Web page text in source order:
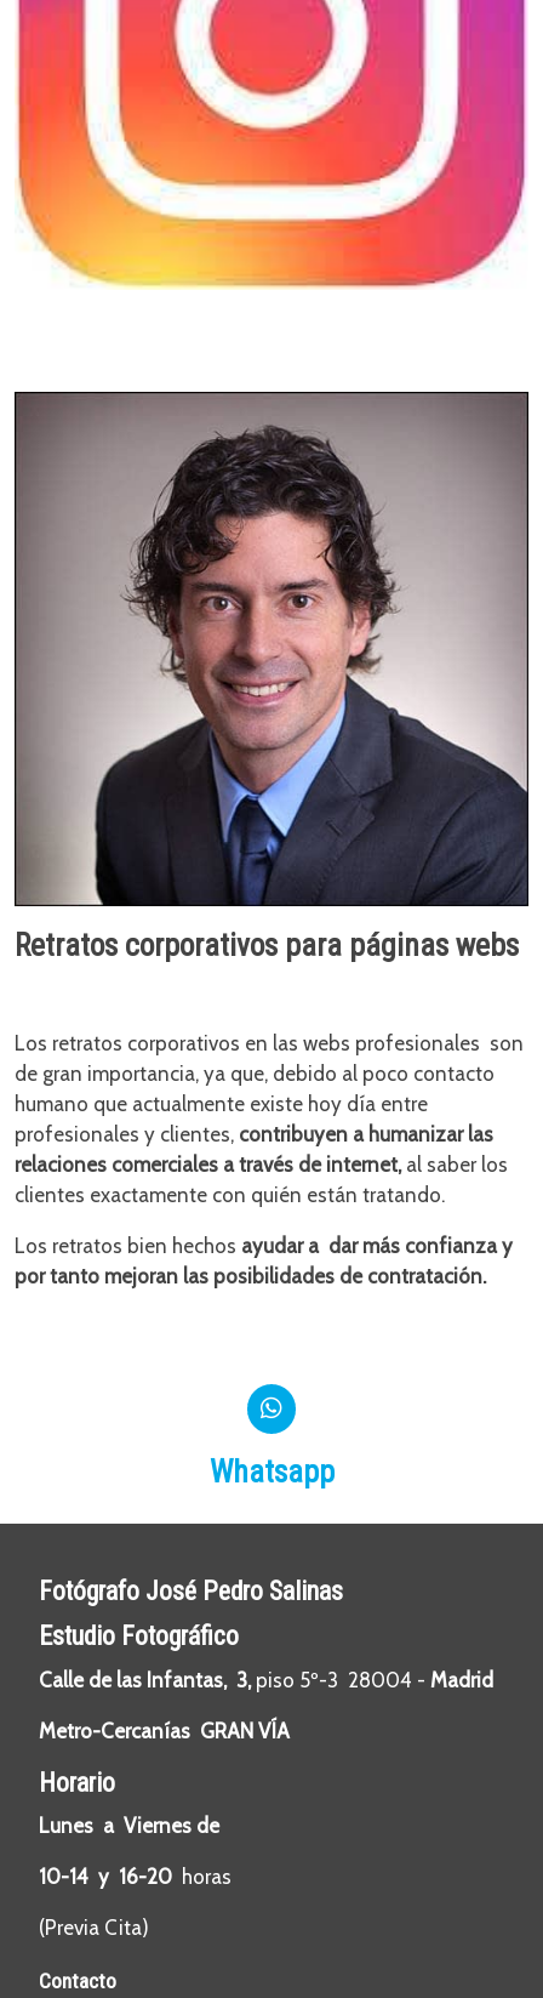
Retratos corporativos para páginas webs
Los retratos corporativos en las webs profesionales son
de gran importancia, ya que, debido al poco contacto
humano que actualmente existe hoy día entre
profesionales y clientes, contribuyen a humanizar las
relaciones comerciales a través de internet,al saber los
clientes exactamente con quién están tratando.
Los retratos bien hechos ayudar a dar más confianza y
por tanto mejoran las posibilidades de contratación.
Whatsapp
Fotógrafo José Pedro Salinas
Estudio Fotográfico
Calle de las Infantas, 3,piso 5º-3 28004 - Madrid
Metro-Cercanías GRAN VÍA
Horario
Lunes a Viernes de
10-14 y 16-20 horas
(Previa Cita)
Contacto